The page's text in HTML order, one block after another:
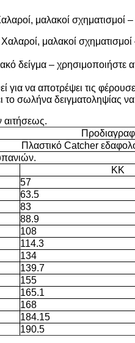
μαλακοί σχηματισμοί
μαλακοί
δείγμα –
για να αποτρέψει τις
το σωλήνα δειγματοληψίας
αιτήσεως.
Πλαστικό Catcher
ΚΚ
57
63.5
83
88.9
108
114.3
134
139.7
155
165.1
168
184.15
190.5